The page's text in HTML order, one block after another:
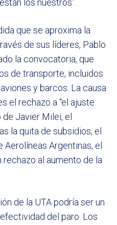
los nuestros”.
que se aproxima la
de sus líderes, Pablo
la convocatoria, que
de transporte, incluidos
y barcos. La causa
el rechazo a “el ajuste
Javier Milei, el
la quita de subsidios, el
Argentinas, el
rechazo al aumento de la
de la UTA podría ser un
del paro. Los